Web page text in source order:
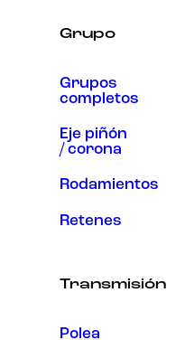
Grupo
Grupos
completos
Eje piñón
/ corona
Rodamientos
Retenes
Transmisión
Polea